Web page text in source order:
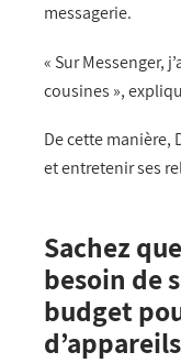
messagerie.
« Sur Messenger,
cousines »,
De cette manière,
et entretenir ses
Sachez
besoin de
budget
d’appareils